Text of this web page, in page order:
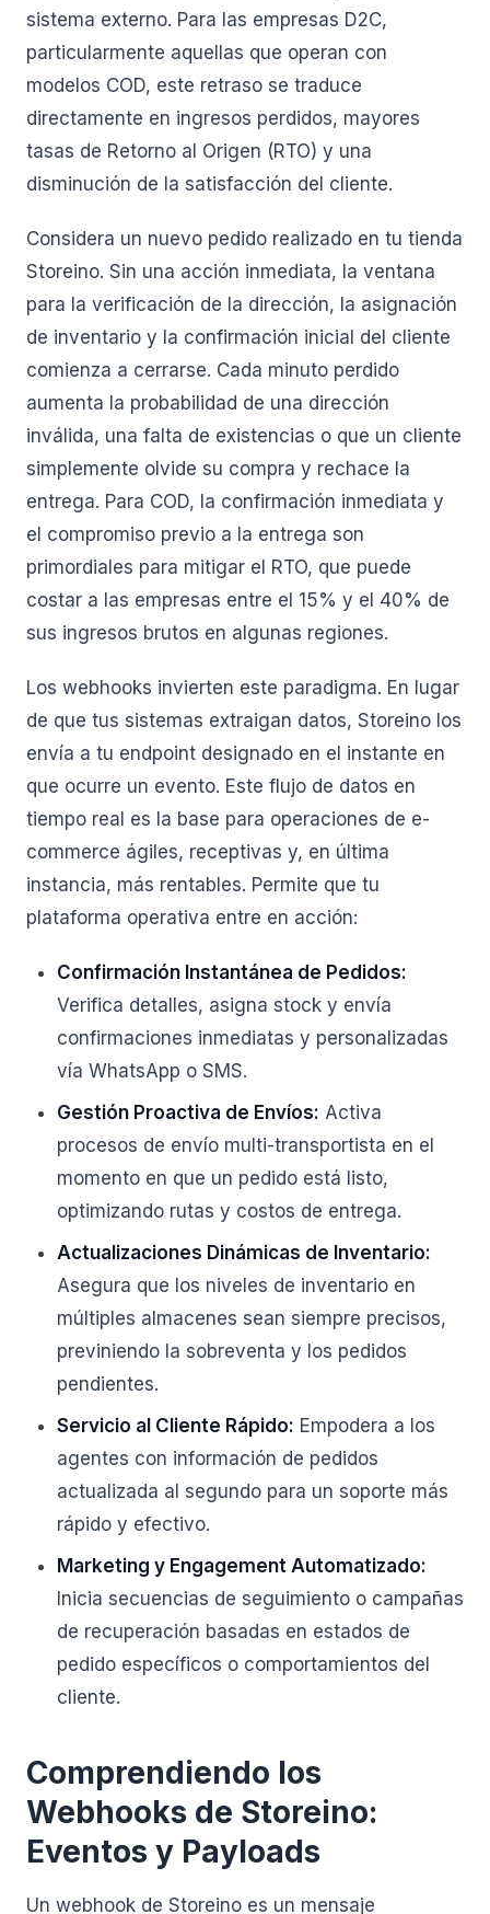
sistema externo. Para las empresas D2C,
particularmente aquellas que operan con
modelos COD, este retraso se traduce
directamente en ingresos perdidos, mayores
tasas de Retorno al Origen (RTO) y una
disminución de la satisfacción del cliente.
Considera un nuevo pedido realizado en tu tienda
Storeino. Sin una acción inmediata, la ventana
para la verificación de la dirección, la asignación
de inventario y la confirmación inicial del cliente
comienza a cerrarse. Cada minuto perdido
aumenta la probabilidad de una dirección
inválida, una falta de existencias o que un cliente
simplemente olvide su compra y rechace la
entrega. Para COD, la confirmación inmediata y
el compromiso previo a la entrega son
primordiales para mitigar el RTO, que puede
costar a las empresas entre el 15% y el 40% de
sus ingresos brutos en algunas regiones.
Los webhooks invierten este paradigma. En lugar
de que tus sistemas extraigan datos, Storeino los
envía a tu endpoint designado en el instante en
que ocurre un evento. Este flujo de datos en
tiempo real es la base para operaciones de e-
commerce ágiles, receptivas y, en última
instancia, más rentables. Permite que tu
plataforma operativa entre en acción:
Confirmación Instantánea de Pedidos:
Verifica detalles, asigna stock y envía
confirmaciones inmediatas y personalizadas
vía WhatsApp o SMS.
Gestión Proactiva de Envíos: Activa
procesos de envío multi-transportista en el
momento en que un pedido está listo,
optimizando rutas y costos de entrega.
Actualizaciones Dinámicas de Inventario:
Asegura que los niveles de inventario en
múltiples almacenes sean siempre precisos,
previniendo la sobreventa y los pedidos
pendientes.
Servicio al Cliente Rápido: Empodera a los
agentes con información de pedidos
actualizada al segundo para un soporte más
rápido y efectivo.
Marketing y Engagement Automatizado:
Inicia secuencias de seguimiento o campañas
de recuperación basadas en estados de
pedido específicos o comportamientos del
cliente.
Comprendiendo los
Webhooks de Storeino:
Eventos y Payloads
Un webhook de Storeino es un mensaje